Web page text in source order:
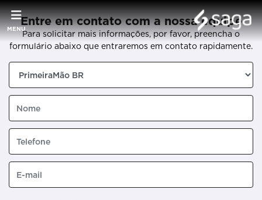
MENU
Entre em contato com a nossa equipe
Para solicitar mais informações, por favor, preencha o
formulário abaixo que entraremos em contato rapidamente.